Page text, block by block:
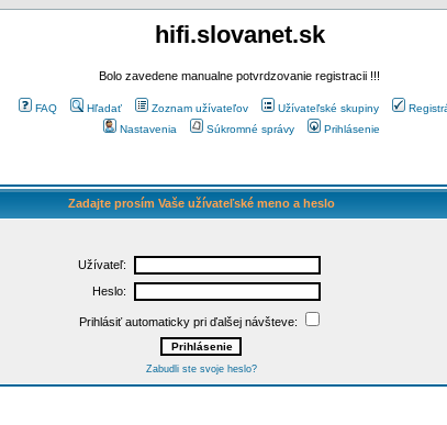
hifi.slovanet.sk
Bolo zavedene manualne potvrdzovanie registracii !!!
FAQ Hľadať Zoznam užívateľov Užívateľské skupiny
Nastavenia
Súkromné správy Prihlásenie
Zadajte prosím Vaše užívateľské meno a heslo
Užívateľ:
Heslo:
Prihlásiť automaticky pri ďalšej návšteve:
Zabudli ste svoje heslo?